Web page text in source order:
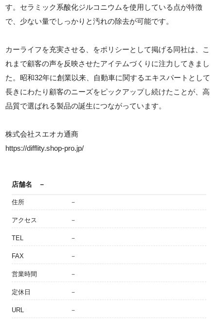
す。セラミック系酸化ジルコニウムを使用している点が特徴
で、少ない量でしっかりと汚れの除去が可能です。
カーライフを充実させる、をポリシーとして掲げる同社は、こ
れまで顧客の声を反映させたアイテムづくりに注力してきまし
た。昭和32年に創業以来、自動車に関するエキスパートとして
長きにわたり顧客のニーズをピックアップし続けたことが、高
品質で選ばれる製品の誕生につながっています。
株式会社スエオカ通商
https://difflity.shop-pro.jp/
店舗名 －
住所 －
アクセス －
TEL －
FAX －
営業時間 －
定休日 －
URL －